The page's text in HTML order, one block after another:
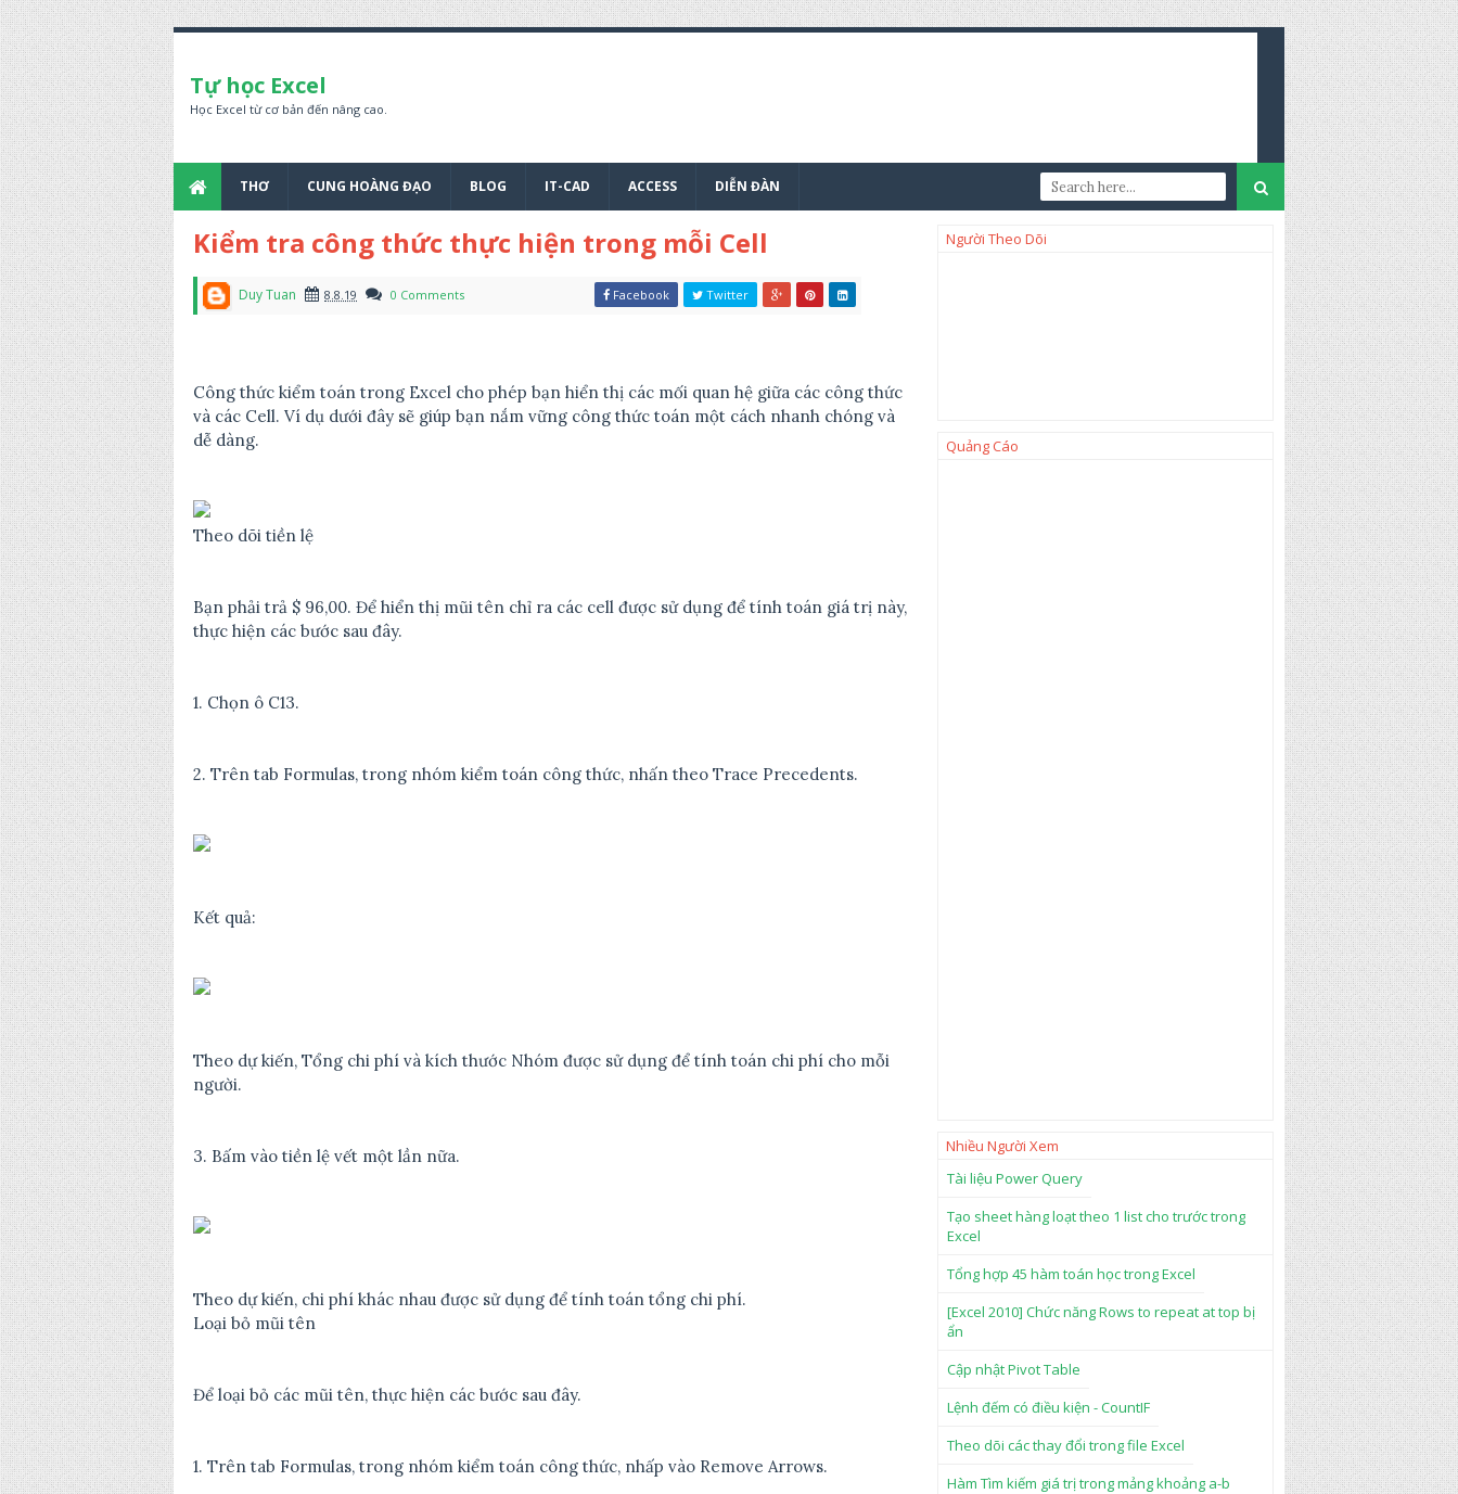
Tự học Excel
Học Excel từ cơ bản đến nâng cao.
THƠ CUNG HOÀNG ĐẠO BLOG IT-CAD ACCESS DIỄN ĐÀN
Kiểm tra công thức thực hiện trong mỗi Cell
Duy Tuan 8.8.19 0 Comments Facebook Twitter
Công thức kiểm toán trong Excel cho phép bạn hiển thị các mối quan hệ giữa các công thức
và các Cell. Ví dụ dưới đây sẽ giúp bạn nắm vững công thức toán một cách nhanh chóng và
dễ dàng.
Theo dõi tiền lệ
Bạn phải trả $ 96,00. Để hiển thị mũi tên chỉ ra các cell được sử dụng để tính toán giá trị này,
thực hiện các bước sau đây.
1. Chọn ô C13.
2. Trên tab Formulas, trong nhóm kiểm toán công thức, nhấn theo Trace Precedents.
Kết quả:
Theo dự kiến, Tổng chi phí và kích thước Nhóm được sử dụng để tính toán chi phí cho mỗi
người.
3. Bấm vào tiền lệ vết một lần nữa.
Theo dự kiến, chi phí khác nhau được sử dụng để tính toán tổng chi phí.
Loại bỏ mũi tên
Để loại bỏ các mũi tên, thực hiện các bước sau đây.
1. Trên tab Formulas, trong nhóm kiểm toán công thức, nhấp vào Remove Arrows.
Người Theo Dõi
Quảng Cáo
Nhiều Người Xem
Tài liệu Power Query
Tạo sheet hàng loạt theo 1 list cho trước trong
Excel
Tổng hợp 45 hàm toán học trong Excel
[Excel 2010] Chức năng Rows to repeat at top bị
ẩn
Cập nhật Pivot Table
Lệnh đếm có điều kiện - CountIF
Theo dõi các thay đổi trong file Excel
Hàm Tìm kiếm giá trị trong mảng khoảng a-b